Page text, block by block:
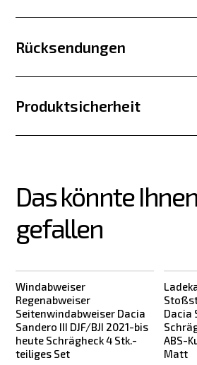
Rücksendungen
Produktsicherheit
Das könnte
gefallen
Windabweiser
Regenabweiser
Seitenwindabweiser Dacia
Sandero III DJF/BJI 2021-bis
heute Schrägheck 4 Stk.-
teiliges Set
Dacia
ABS-
Matt